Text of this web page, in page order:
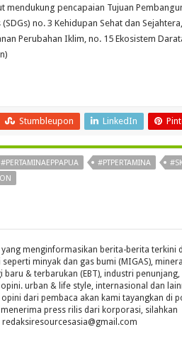
mendukung pencapaian Tujuan
no. 3 Kehidupan Sehat dan
Perubahan Iklim, no. 15 Ekosistem
Stumbleupon LinkedIn
#PERTAMINAEPPAPUA #PTPERTAMINA
menginformasikan berita-berita terkini
minyak dan gas bumi (MIGAS),
baru & terbarukan (EBT), industri penunjang,
urban & life style, internasional dan
dari pembaca akan kami tayangkan di
press rilis dari korporasi, silahkan